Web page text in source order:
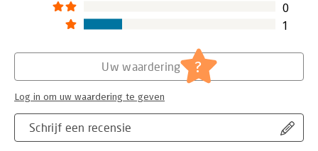
0
1
Schrijf een recensie
Uw waardering ?
Log in om uw waardering te geven